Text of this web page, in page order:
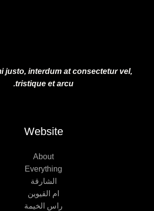
justo, interdum at consectetur vel,
tristique et arcu.
Website
About
Everything
الشارقة
ام القيوين
راس الخيمة